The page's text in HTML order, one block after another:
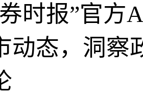
时报”官方
动态，洞察